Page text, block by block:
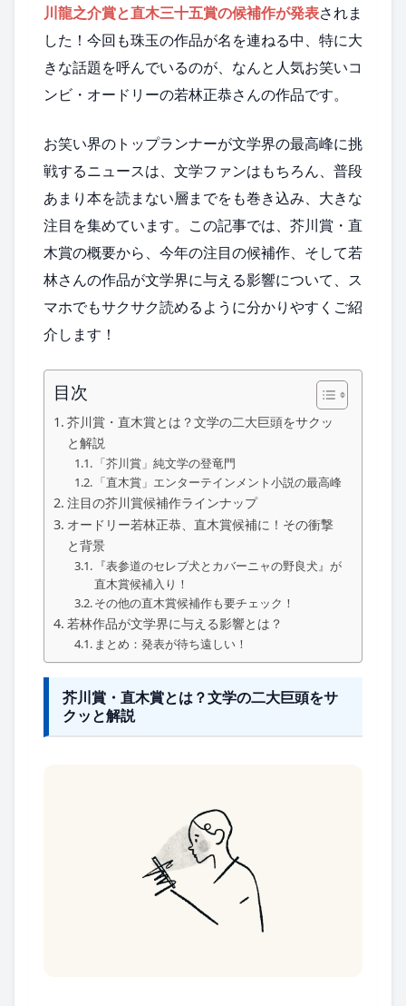
川龍之介賞と直木三十五賞の候補作が発表されま
した！今回も珠玉の作品が名を連ねる中、特に大
きな話題を呼んでいるのが、なんと人気お笑いコ
ンビ・オードリーの若林正恭さんの作品です。
お笑い界のトップランナーが文学界の最高峰に挑
戦するニュースは、文学ファンはもちろん、普段
あまり本を読まない層までをも巻き込み、大きな
注目を集めています。この記事では、芥川賞・直
木賞の概要から、今年の注目の候補作、そして若
林さんの作品が文学界に与える影響について、ス
マホでもサクサク読めるように分かりやすくご紹
介します！
目次
芥川賞・直木賞とは？文学の二大巨頭をサクッ
と解説
「芥川賞」純文学の登竜門
「直木賞」エンターテインメント小説の最高峰
注目の芥川賞候補作ラインナップ
オードリー若林正恭、直木賞候補に！その衝撃
と背景
『表参道のセレブ犬とカバーニャの野良犬』が
直木賞候補入り！
その他の直木賞候補作も要チェック！
若林作品が文学界に与える影響とは？
まとめ：発表が待ち遠しい！
芥川賞・直木賞とは？文学の二大巨頭をサ
クッと解説